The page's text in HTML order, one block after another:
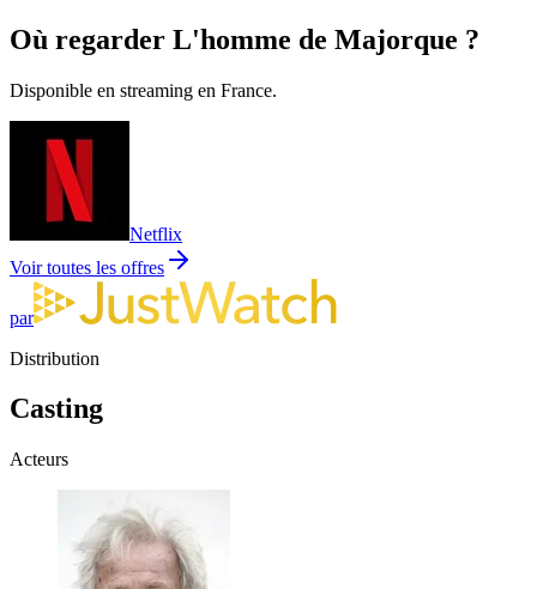
Où regarder L'homme de Majorque ?
Disponible en streaming en France.
Netflix
Voir toutes les offres
par
Distribution
Casting
Acteurs